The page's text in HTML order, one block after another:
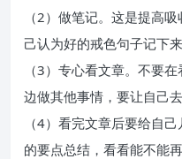
（2）做笔记。这是提高
己认为好的戒色句子记下
（3）专心看文章。不要
边做其他事情，要让自己去
（4）看完文章后要给自
的要点总结，看看能不能再